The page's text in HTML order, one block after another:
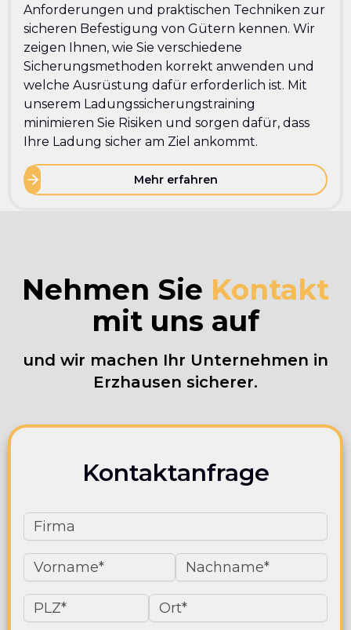
Anforderungen und praktischen Techniken zur
sicheren Befestigung von Gütern kennen. Wir
zeigen Ihnen, wie Sie verschiedene
Sicherungsmethoden korrekt anwenden und
welche Ausrüstung dafür erforderlich ist. Mit
unserem Ladungssicherungstraining
minimieren Sie Risiken und sorgen dafür, dass
Ihre Ladung sicher am Ziel ankommt.
Mehr erfahren
Nehmen Sie Kontakt
mit uns auf
und wir machen Ihr Unternehmen in
Erzhausen sicherer.
Kontaktanfrage